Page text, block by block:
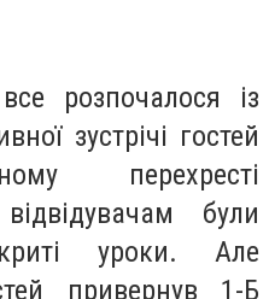
розпочалося із
зустрічі гостей
перехресті
були
уроки. Але
привернув 1-Б